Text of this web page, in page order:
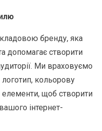
бренду, яка
допомагає створити
Ми враховуємо
кольорову
елементи, щоб створити
інтернет-